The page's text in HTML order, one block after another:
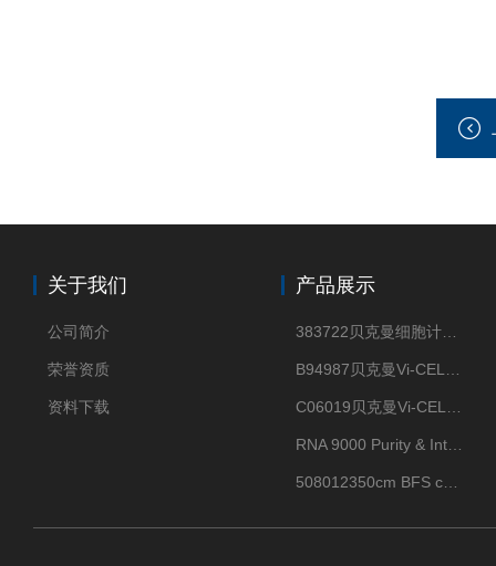
关于我们
公司简介
荣誉资质
资料下载
产品展示